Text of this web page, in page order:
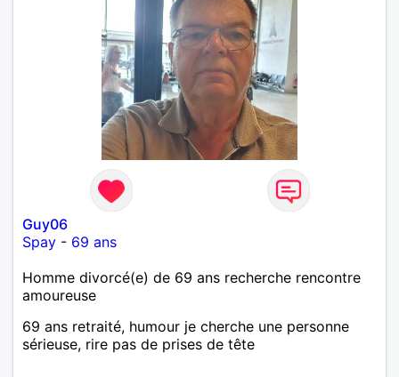
Guy06
Spay - 69 ans
Homme divorcé(e) de 69 ans recherche rencontre
amoureuse
69 ans retraité, humour je cherche une personne
sérieuse, rire pas de prises de tête